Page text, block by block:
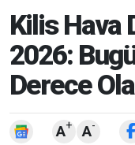
Kilis Hava
2026:
Derece
A+ A-